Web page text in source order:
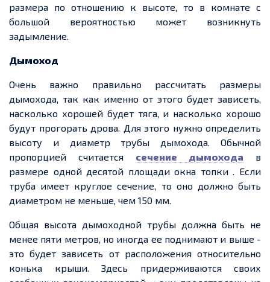
размера по отношению к высоте, то в комнате с
большой вероятностью может возникнуть
задымление.
Дымоход
Очень важно правильно рассчитать размеры
дымохода, так как именно от этого будет зависеть,
насколько хорошей будет тяга, и насколько хорошо
будут прогорать дрова. Для этого нужно определить
высоту и диаметр трубы дымохода. Обычной
пропорцией считается сечение дымохода в
размере одной десятой площади окна топки
. Если
труба имеет круглое сечение, то оно должно быть
диаметром не меньше, чем 150 мм.
Общая высота дымоходной трубы должна быть не
менее пяти метров, но иногда ее поднимают и выше -
это будет зависеть от расположения относительно
конька крыши. Здесь придерживаются своих